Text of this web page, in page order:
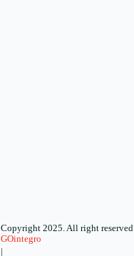
Copyright 2025. All right reserved
GOintegro